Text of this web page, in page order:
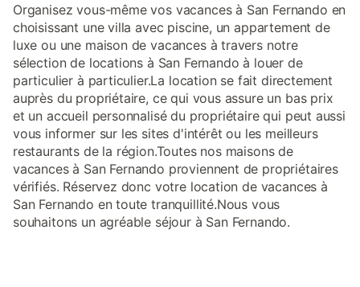
Organisez vous-même vos vacances à San Fernando en
choisissant une villa avec piscine, un appartement de
luxe ou une maison de vacances à travers notre
sélection de locations à San Fernando à louer de
particulier à particulier.La location se fait directement
auprès du propriétaire, ce qui vous assure un bas prix
et un accueil personnalisé du propriétaire qui peut aussi
vous informer sur les sites d'intérêt ou les meilleurs
restaurants de la région.Toutes nos maisons de
vacances à San Fernando proviennent de propriétaires
vérifiés. Réservez donc votre location de vacances à
San Fernando en toute tranquillité.Nous vous
souhaitons un agréable séjour à San Fernando.